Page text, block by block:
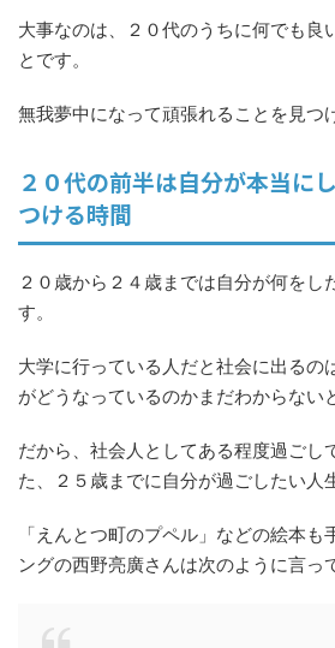
大事なのは、２０代のうちに何でも良
とです。
無我夢中になって頑張れることを見つ
２０代の前半は自分が本当に
つける時間
２０歳から２４歳までは自分が何をし
す。
大学に行っている人だと社会に出るの
がどうなっているのかまだわからない
だから、社会人としてある程度過ごし
た、２５歳までに自分が過ごしたい人
「えんとつ町のプペル」などの絵本も
ングの西野亮廣さんは次のように言っ